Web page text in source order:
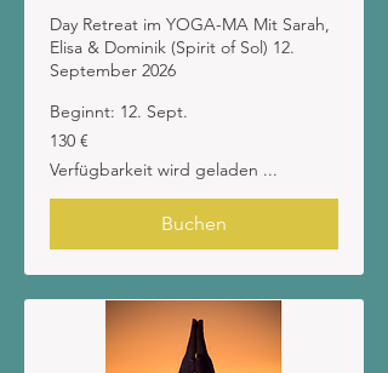
Day Retreat im YOGA-MA Mit Sarah,
Elisa & Dominik (Spirit of Sol) 12.
September 2026
Beginnt: 12. Sept.
130
Euro
130 €
Verfügbarkeit wird geladen ...
Buchen